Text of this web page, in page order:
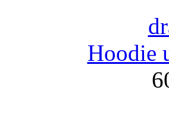
Hoodie